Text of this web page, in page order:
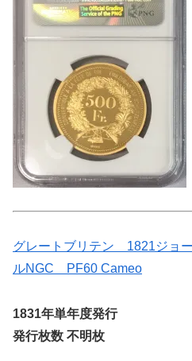
グレートブリテン 1821ジョ
ルNGC PF60 Cameo
1831年単年度発行
発行枚数 不明枚